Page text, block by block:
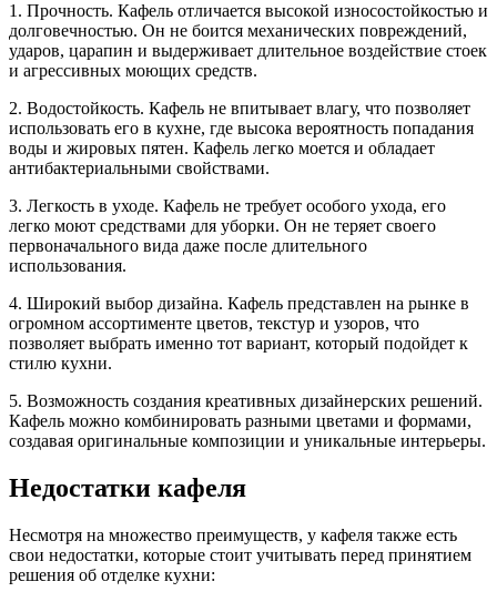
1. Прочность. Кафель отличается высокой износостойкостью и
долговечностью. Он не боится механических повреждений,
ударов, царапин и выдерживает длительное воздействие стоек
и агрессивных моющих средств.
2. Водостойкость. Кафель не впитывает влагу, что позволяет
использовать его в кухне, где высока вероятность попадания
воды и жировых пятен. Кафель легко моется и обладает
антибактериальными свойствами.
3. Легкость в уходе. Кафель не требует особого ухода, его
легко моют средствами для уборки. Он не теряет своего
первоначального вида даже после длительного
использования.
4. Широкий выбор дизайна. Кафель представлен на рынке в
огромном ассортименте цветов, текстур и узоров, что
позволяет выбрать именно тот вариант, который подойдет к
стилю кухни.
5. Возможность создания креативных дизайнерских решений.
Кафель можно комбинировать разными цветами и формами,
создавая оригинальные композиции и уникальные интерьеры.
Недостатки кафеля
Несмотря на множество преимуществ, у кафеля также есть
свои недостатки, которые стоит учитывать перед принятием
решения об отделке кухни: